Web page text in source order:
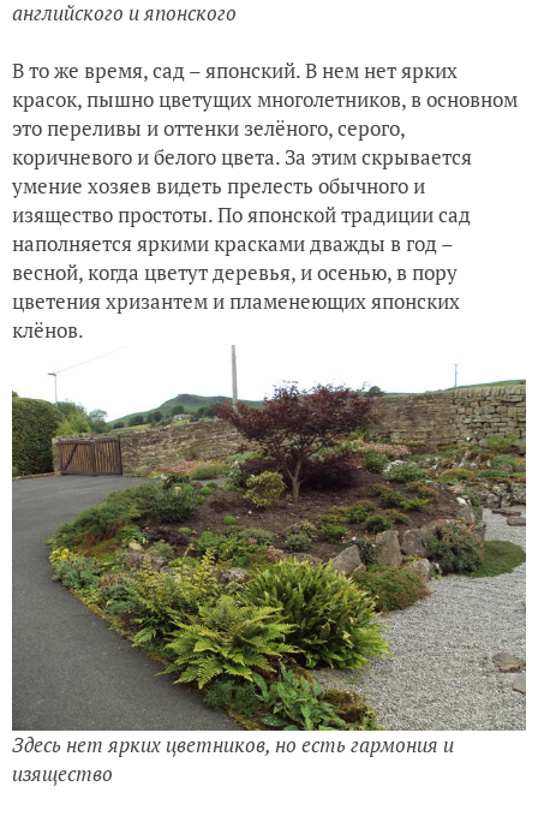
английского и японского
В то же время, сад – японский. В нем нет ярких
красок, пышно цветущих многолетников, в основном
это переливы и оттенки зелёного, серого,
коричневого и белого цвета. За этим скрывается
умение хозяев видеть прелесть обычного и
изящество простоты. По японской традиции сад
наполняется яркими красками дважды в год –
весной, когда цветут деревья, и осенью, в пору
цветения хризантем и пламенеющих японских
клёнов.
Здесь нет ярких цветников, но есть гармония и
изящество